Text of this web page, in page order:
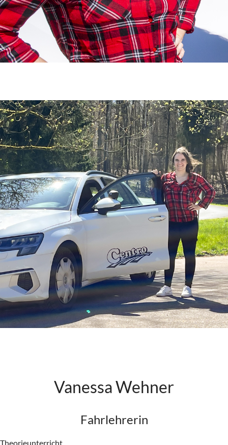
Vanessa Wehner
Fahrlehrerin
Theorieunterricht